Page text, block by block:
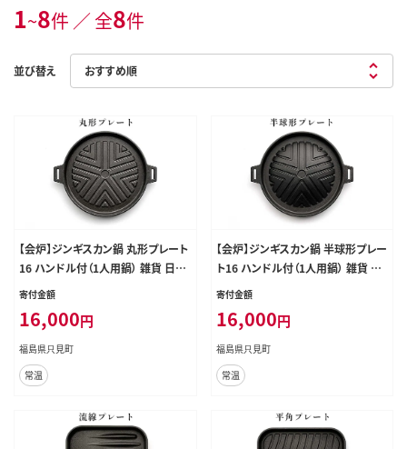
1~8件 ／ 全8件
並び替え
【会炉】ジンギスカン鍋 丸形プレート
16 ハンドル付（1人用鍋） 雑貨 日用
品 一人用鍋
寄付金額
16,000円
福島県只見町
常温
【会炉】ジンギスカン鍋 半球形プレー
ト16 ハンドル付（1人用鍋） 雑貨 日
用品 一人用鍋
寄付金額
16,000円
福島県只見町
常温